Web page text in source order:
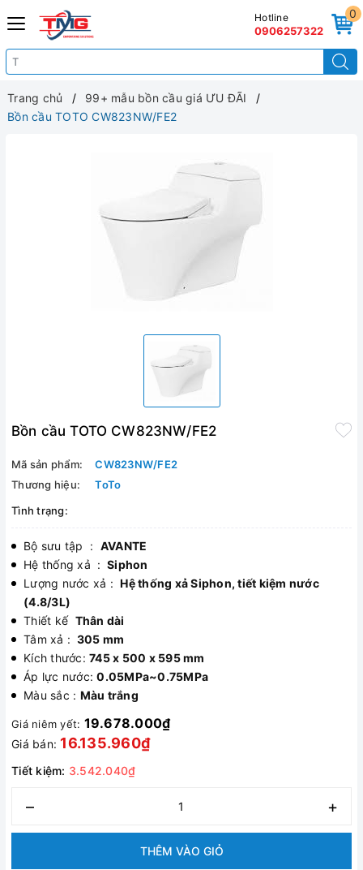
0
Hotline
0906257322
Trang chủ
99+ mẫu bồn cầu giá ƯU ĐÃI
Bồn cầu TOTO CW823NW/FE2
Bồn cầu TOTO CW823NW/FE2
Mã sản phẩm:
CW823NW/FE2
Thương hiệu:
ToTo
Tình trạng:
Bộ sưu tập : AVANTE
Hệ thống xả : Siphon
Lượng nước xả :Hệ thống xả Siphon, tiết kiệm nước
(4.8/3L)
Thiết kế Thân dài
Tâm xả : 305 mm
Kích thước: 745 x 500 x 595 mm
Áp lực nước:0.05MPa~0.75MPa
Màu sắc : Màu trắng
Giá niêm yết: 19.678.000₫
Giá bán: 16.135.960₫
Tiết kiệm: 3.542.040₫
– +
THÊM VÀO GIỎ